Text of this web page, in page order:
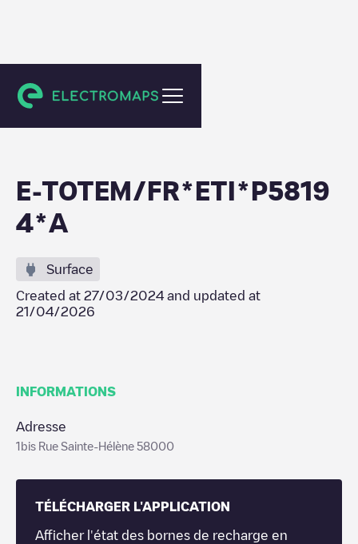
Nevers
E-TOTEM/FR*ETI*P5819
4*A
Surface
Created at 27/03/2024 and updated at
21/04/2026
INFORMATIONS
Adresse
1bis Rue Sainte-Hélène 58000
TÉLÉCHARGER L'APPLICATION
Afficher l'état des bornes de recharge en